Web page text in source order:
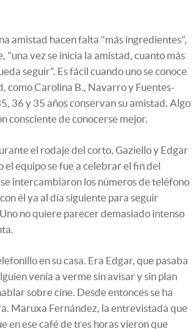
amistad hacen falta "más ingredientes",
vez se inicia la amistad, cuanto más
seguir". Es fácil cuando uno se conoce
como Carolina B., Navarro y Fuentes-
36 y 35 años conservan su amistad. Algo
consciente de conocerse mejor.
el rodaje del corto, Gaziello y Edgar
equipo se fue a celebrar el fin del
intercambiaron los números de teléfono
él ya al día siguiente para seguir
no quiere parecer demasiado intenso
en su casa. Era Edgar, que pasaba
venía a verme sin avisar y sin plan
sobre cine. Desde entonces se ha
Maruxa Fernández, la entrevistada que
en ese café de tres horas vieron que